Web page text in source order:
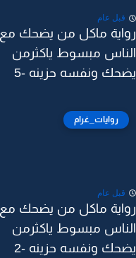
قبل عام
رواية ماكل من يضحك مع
الناس مبسوط ياكثرمن
يضحك ونفسه حزينه -5
روايات_غرام
قبل عام
رواية ماكل من يضحك مع
الناس مبسوط ياكثرمن
يضحك ونفسه حزينه -2